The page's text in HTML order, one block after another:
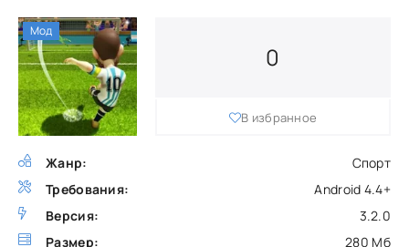
Жанр:
Спорт
Требования:
Android 4.4+
Версия:
3.2.0
Размер:
280 Мб
0
В избранное
Мод